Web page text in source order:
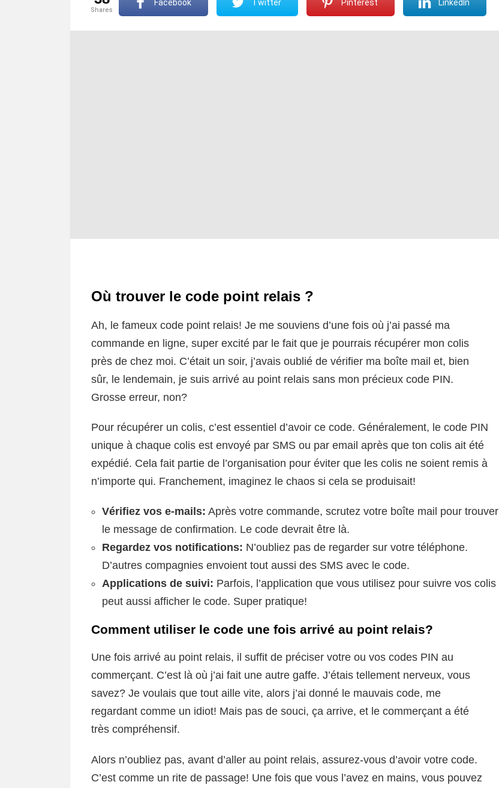
shares
Facebook Twitter Pinterest LinkedIn
Où trouver le code point relais ?
Ah, le fameux code point relais! Je me souviens d’une fois où j’ai passé ma
commande en ligne, super excité par le fait que je pourrais récupérer mon colis
près de chez moi. C’était un soir, j’avais oublié de vérifier ma boîte mail et, bien
sûr, le lendemain, je suis arrivé au point relais sans mon précieux code PIN.
Grosse erreur, non?
Pour récupérer un colis, c’est essentiel d’avoir ce code. Généralement, le code PIN
unique à chaque colis est envoyé par SMS ou par email après que ton colis ait été
expédié. Cela fait partie de l’organisation pour éviter que les colis ne soient remis à
n’importe qui. Franchement, imaginez le chaos si cela se produisait!
Vérifiez vos e-mails: Après votre commande, scrutez votre boîte mail pour trouver
le message de confirmation. Le code devrait être là.
Regardez vos notifications: N’oubliez pas de regarder sur votre téléphone.
D’autres compagnies envoient tout aussi des SMS avec le code.
Applications de suivi: Parfois, l’application que vous utilisez pour suivre vos colis
peut aussi afficher le code. Super pratique!
Comment utiliser le code une fois arrivé au point relais?
Une fois arrivé au point relais, il suffit de préciser votre ou vos codes PIN au
commerçant. C’est là où j’ai fait une autre gaffe. J’étais tellement nerveux, vous
savez? Je voulais que tout aille vite, alors j’ai donné le mauvais code, me
regardant comme un idiot! Mais pas de souci, ça arrive, et le commerçant a été
très compréhensif.
Alors n’oubliez pas, avant d’aller au point relais, assurez-vous d’avoir votre code.
C’est comme un rite de passage! Une fois que vous l’avez en mains, vous pouvez